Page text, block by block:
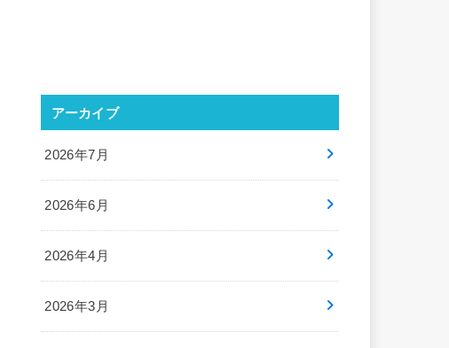
アーカイブ
2026年7月
2026年6月
2026年4月
2026年3月